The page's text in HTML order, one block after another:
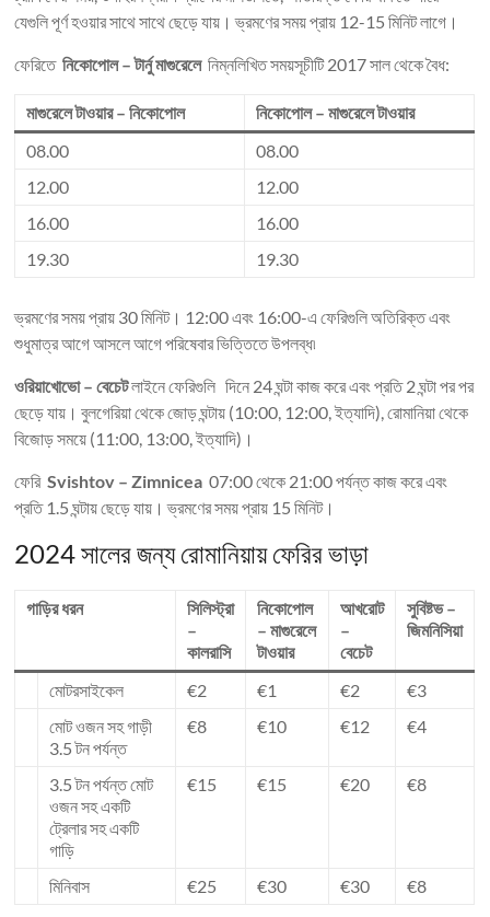
যেগুলি পূর্ণ হওয়ার সাথে সাথে ছেড়ে যায়। ভ্রমণের সময় প্রায় 12-15 মিনিট লাগে।
ফেরিতেনিকোপোল – টার্নু মাগুরেলেনিম্নলিখিত সময়সূচীটি 2017 সাল থেকে বৈধ:
মাগুরেলে টাওয়ার – নিকোপোল
নিকোপোল – মাগুরেলে টাওয়ার
08.00
08.00
12.00
12.00
16.00
16.00
19.30
19.30
ভ্রমণের সময় প্রায় 30 মিনিট। 12:00 এবং 16:00-এ ফেরিগুলি অতিরিক্ত এবং
শুধুমাত্র আগে আসলে আগে পরিষেবার ভিত্তিতে উপলব্ধ৷
ওরিয়াখোভো – বেচেটলাইনে ফেরিগুলি দিনে 24 ঘন্টা কাজ করে এবং প্রতি 2 ঘন্টা পর পর
ছেড়ে যায়। বুলগেরিয়া থেকে জোড় ঘন্টায় (10:00, 12:00, ইত্যাদি), রোমানিয়া থেকে
বিজোড় সময়ে (11:00, 13:00, ইত্যাদি)।
ফেরিSvishtov – Zimnicea 07:00 থেকে 21:00 পর্যন্ত কাজ করে এবং
প্রতি 1.5 ঘন্টায় ছেড়ে যায়। ভ্রমণের সময় প্রায় 15 মিনিট।
2024 সালের জন্য রোমানিয়ায় ফেরির ভাড়া
গাড়ির ধরন
সিলিস্ট্রা
–
কালরাসি
নিকোপোল
– মাগুরেলে
টাওয়ার
আখরোট
–
বেচেট
সুবিষ্টভ –
জিমনিসিয়া
মোটরসাইকেল €2 €1 €2
€3
মোট ওজন সহ গাড়ী
3.5 টন পর্যন্ত
€8 €10 €12 €4
3.5 টন পর্যন্ত মোট
ওজন সহ একটি
ট্রেলার সহ একটি
গাড়ি
€15 €15 €20 €8
মিনিবাস €25 €30 €30 €8